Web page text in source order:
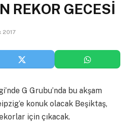
REKOR GECESİ
2017
G Grubu’nda bu akşam
konuk olacak Beşiktaş,
için çıkacak.